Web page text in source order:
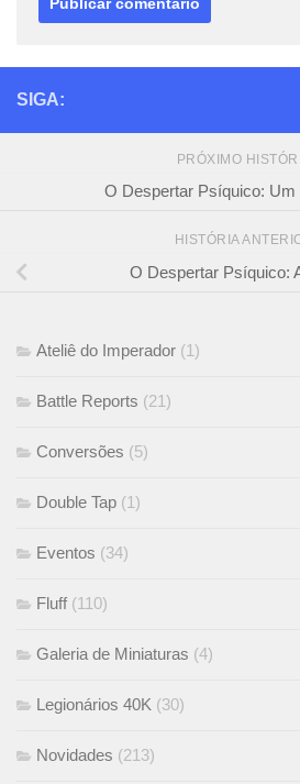
SIGA:
PRÓXIMO
O Despertar Psíquico: Um
HISTÓRIA
O Despertar Psíquico:
Ateliê do Imperador (1)
Battle Reports (21)
Conversões (5)
Double Tap (1)
Eventos (34)
Fluff (110)
Galeria de Miniaturas (4)
Legionários 40K (30)
Novidades (213)